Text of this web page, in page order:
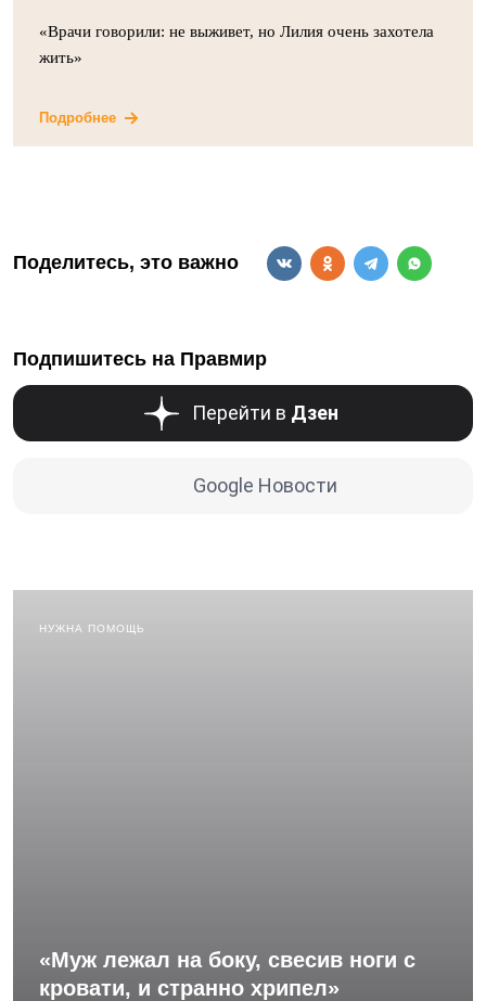
«Врачи говорили: не выживет, но Лилия очень захотела
жить»
Подробнее
Поделитесь, это важно
Подпишитесь на Правмир
Перейти в Дзен
Google Новости
НУЖНА ПОМОЩЬ
«Муж лежал на боку, свесив ноги с
кровати, и странно хрипел»